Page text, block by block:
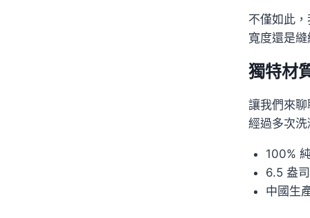
不僅如此
寬度還是
獨特材
讓我們來
經過多次
100%
6.5 盎
中國生